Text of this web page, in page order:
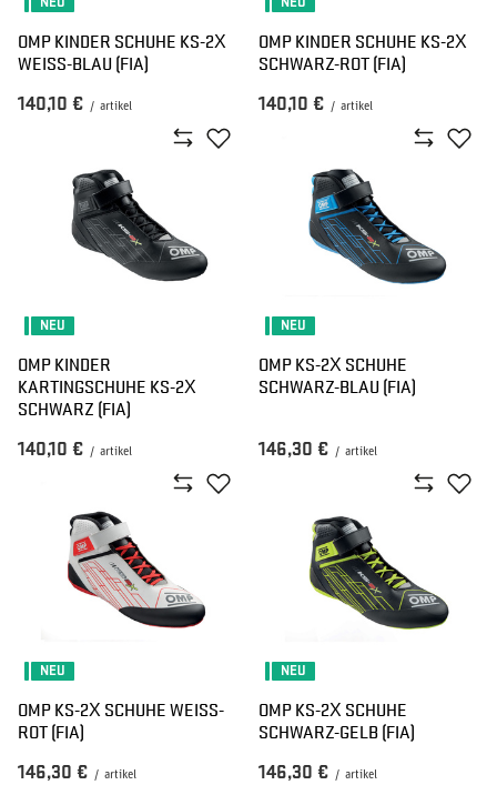
OMP KINDER SCHUHE KS-2X
WEISS-BLAU (FIA)
140,10 € / artikel
OMP KINDER SCHUHE KS-2X
SCHWARZ-ROT (FIA)
140,10 € / artikel
NEU
OMP KINDER
KARTINGSCHUHE KS-2X
SCHWARZ (FIA)
140,10 € / artikel
NEU
OMP KS-2X SCHUHE
SCHWARZ-BLAU (FIA)
146,30 € / artikel
NEU
OMP KS-2X SCHUHE WEISS-R
OT (FIA)
146,30 € / artikel
NEU
OMP KS-2X SCHUHE
SCHWARZ-GELB (FIA)
146,30 € / artikel